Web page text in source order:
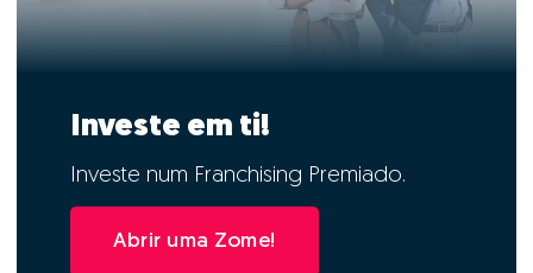
Investe em ti!
Investe num Franchising Premiado.
Abrir uma Zome!